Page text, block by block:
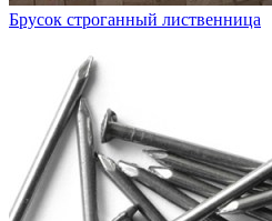
Брусок строганный лиственница